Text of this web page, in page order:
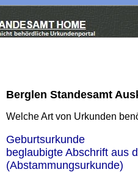
Berglen Standesamt
Welche Art von Urkunden
Geburtsurkunde
beglaubigte Abschrift aus
(Abstammungsurkunde)